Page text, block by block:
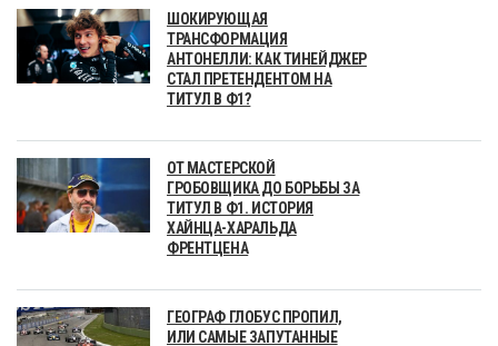
ШОКИРУЮЩАЯ
ТРАНСФОРМАЦИЯ
АНТОНЕЛЛИ: КАК ТИНЕЙДЖЕР
СТАЛ ПРЕТЕНДЕНТОМ НА
ТИТУЛ В Ф1?
ОТ МАСТЕРСКОЙ
ГРОБОВЩИКА ДО БОРЬБЫ ЗА
ТИТУЛ В Ф1. ИСТОРИЯ
ХАЙНЦА-ХАРАЛЬДА
ФРЕНТЦЕНА
ГЕОГРАФ ГЛОБУС ПРОПИЛ,
ИЛИ САМЫЕ ЗАПУТАННЫЕ